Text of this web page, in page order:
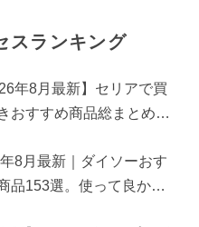
スランキング
年8月最新】セリアで買
おすすめ商品総まとめ。
8月最新｜ダイソーおす
品153選。使って良かっ